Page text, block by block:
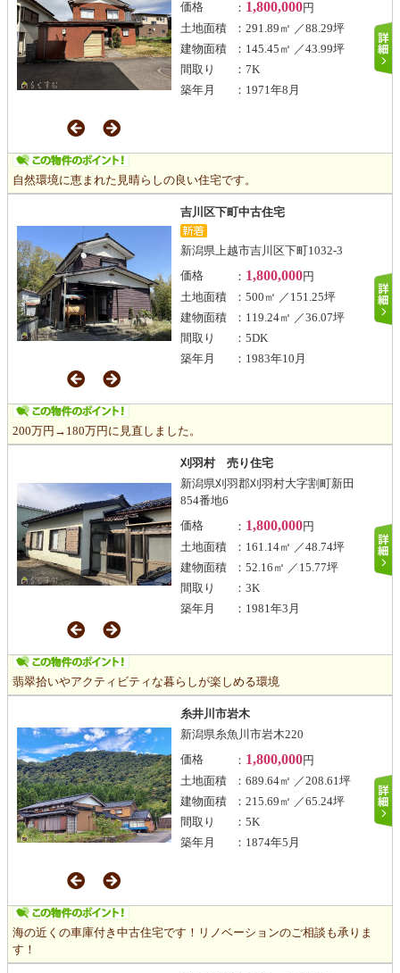
価格 ： 1,800,000円
土地面積
：291.89㎡ ／88.29坪
建物面積
：145.45㎡ ／43.99坪
間取り
：7K
築年月
：1971年8月
自然環境に恵まれた見晴らしの良い住宅です。
吉川区下町中古住宅
新潟県上越市吉川区下町1032-3
価格
： 1,800,000円
土地面積
：500㎡ ／151.25坪
建物面積
：119.24㎡ ／36.07坪
間取り
：5DK
築年月
：1983年10月
200万円→180万円に見直しました。
刈羽村 売り住宅
新潟県刈羽郡刈羽村大字割町新田
854番地6
価格
： 1,800,000円
土地面積
：161.14㎡ ／48.74坪
建物面積
：52.16㎡ ／15.77坪
間取り
：3K
築年月
：1981年3月
翡翠拾いやアクティビティな暮らしが楽しめる環境
糸井川市岩木
新潟県糸魚川市岩木220
価格
： 1,800,000円
土地面積
：689.64㎡ ／208.61坪
建物面積
：215.69㎡ ／65.24坪
間取り
：5K
築年月
：1874年5月
海の近くの車庫付き中古住宅です！リノベーションのご相談も承りま
す！